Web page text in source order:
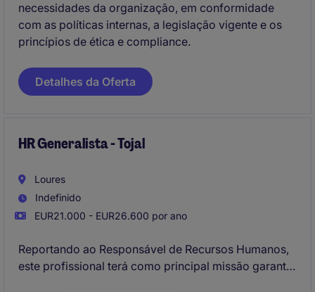
necessidades da organização, em conformidade
com as políticas internas, a legislação vigente e os
princípios de ética e compliance.
Detalhes da Oferta
HR Generalista - Tojal
Loures
Indefinido
EUR21.000 - EUR26.600 por ano
Reportando ao Responsável de Recursos Humanos,
este profissional terá como principal missão garantir